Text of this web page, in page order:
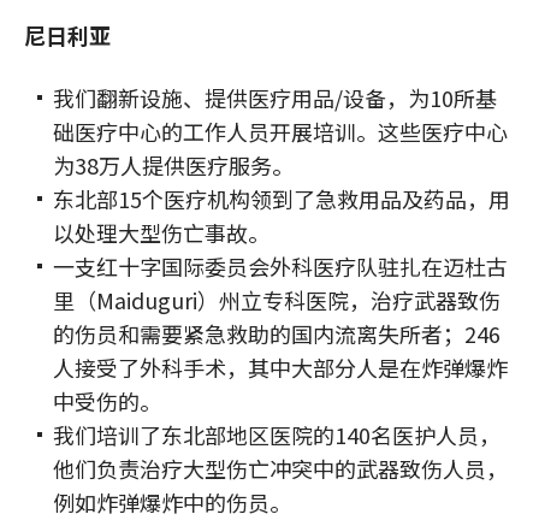
尼日利亚
我们翻新设施、提供医疗用品/设备，为10所基
础医疗中心的工作人员开展培训。这些医疗中心
为38万人提供医疗服务。
东北部15个医疗机构领到了急救用品及药品，用
以处理大型伤亡事故。
一支红十字国际委员会外科医疗队驻扎在迈杜古
里（Maiduguri）州立专科医院，治疗武器致伤
的伤员和需要紧急救助的国内流离失所者；246
人接受了外科手术，其中大部分人是在炸弹爆炸
中受伤的。
我们培训了东北部地区医院的140名医护人员，
他们负责治疗大型伤亡冲突中的武器致伤人员，
例如炸弹爆炸中的伤员。